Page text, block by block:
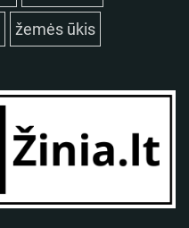
žemės ūkis